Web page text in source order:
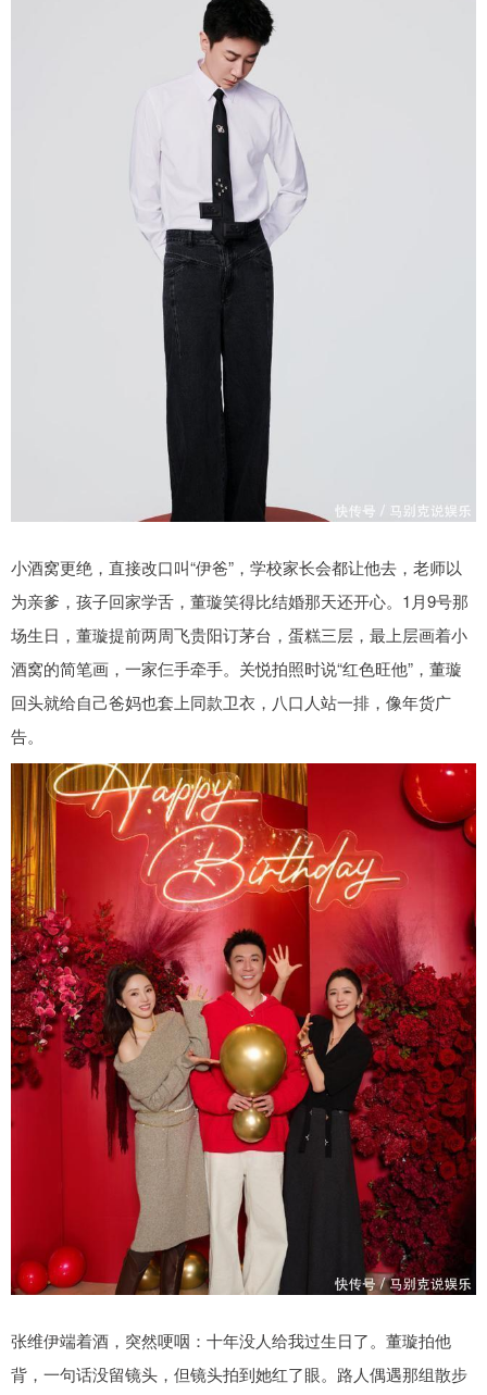
小酒窝更绝，直接改口叫“伊爸”，学校家长会都让他去，老师以
为亲爹，孩子回家学舌，董璇笑得比结婚那天还开心。1月9号那
场生日，董璇提前两周飞贵阳订茅台，蛋糕三层，最上层画着小
酒窝的简笔画，一家仨手牵手。关悦拍照时说“红色旺他”，董璇
回头就给自己爸妈也套上同款卫衣，八口人站一排，像年货广
告。
张维伊端着酒，突然哽咽：十年没人给我过生日了。董璇拍他
背，一句话没留镜头，但镜头拍到她红了眼。路人偶遇那组散步